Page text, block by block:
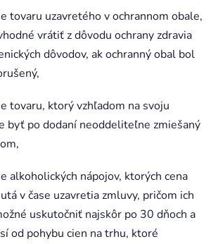
tovaru uzavretého v ochrannom obale,
vrátiť z dôvodu ochrany zdravia
dôvodov, ak ochranný obal bol
tovaru, ktorý vzhľadom na svoju
byť po dodaní neoddeliteľne zmiešaný
alkoholických nápojov, ktorých cena
v čase uzavretia zmluvy, pričom ich
uskutočniť najskôr po 30 dňoch a
od pohybu cien na trhu, ktoré